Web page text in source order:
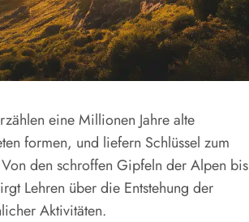
eine Millionen Jahre alte
formen, und liefern Schlüssel zum
den schroffen Gipfeln der Alpen bis
Lehren über die Entstehung der
Aktivitäten.